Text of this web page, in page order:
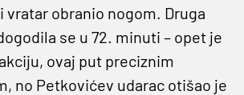
obranio nogom. Druga
se u 72. minuti – opet je
ovaj put preciznim
no Petkovićev udarac otišao je